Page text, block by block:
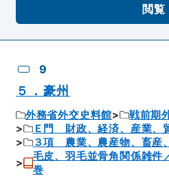
閲覧
9
５．豪州
外務省外交史料館
戦前期
Ｅ門 財政、経済、産業、
３項 農業、農産物、畜産
毛皮、羽毛並骨角関係雑
巻